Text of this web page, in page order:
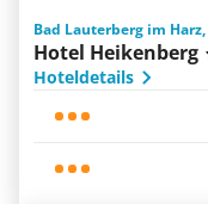
Bad Lauterberg im
Hotel Heikenberg
Hoteldetails